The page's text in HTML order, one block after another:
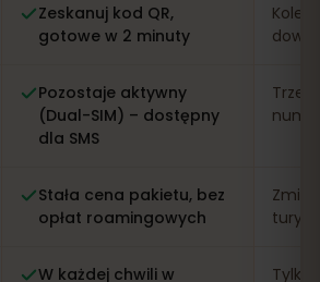
Zeskanuj kod QR,
gotowe w 2 minuty
Pozostaje aktywny
(Dual-SIM) – dostępny
dla SMS
Stała cena pakietu, bez
opłat roamingowych
W każdej chwili w Tylko